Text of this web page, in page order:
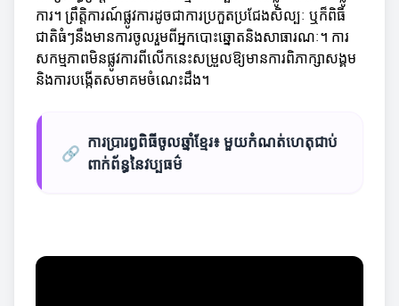
ការ។ ព្រឹត្តិការណ៍ផ្លូវការដូចជាការប្រកួតប្រជែងសិល្បៈ ឬក៏ពិធី
ជាតិធំៗនឹងមានការចូលរួមពីអ្នកបោះឆ្នោតនិងសាធារណៈ។ ការ
សកម្មភាពមិនផ្លូវការពីលើកនេះសម្រួលឱ្យមានការពិភាក្សាសង្គម
និងការបង្កើតសមាគមចំណេះដឹង។
🔗
ការប្រារព្ធពិធីចូលឆ្នាំខ្មែរ៖ មួយកំណត់ហេតុជាប់
ពាក់ព័ន្ធនៃវប្បធម៌